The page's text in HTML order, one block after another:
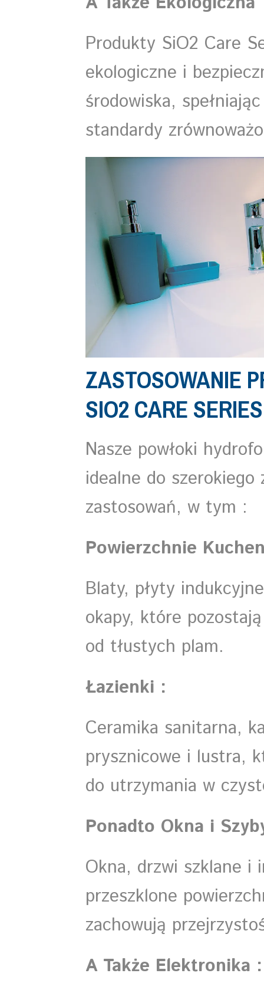
Produkty SiO2 Care
ekologiczne i
środowiska,
standardy
ZASTOSOWANIE
SIO2 CARE SERIES
Nasze powłoki
idealne do szerokiego
zastosowań, w tym :
Powierzchnie
Blaty, płyty
okapy, które
od tłustych plam.
Łazienki :
Ceramika sanitarna,
prysznicowe i lustra,
do utrzymania w
Ponadto Okna i
Okna, drzwi szklane i
przeszklone
zachowują
A Także Elektronika :